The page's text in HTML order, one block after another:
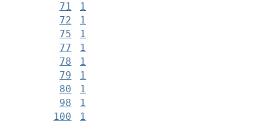
71
1
72
1
75
1
77
1
78
1
79
1
80
1
98
1
100
1